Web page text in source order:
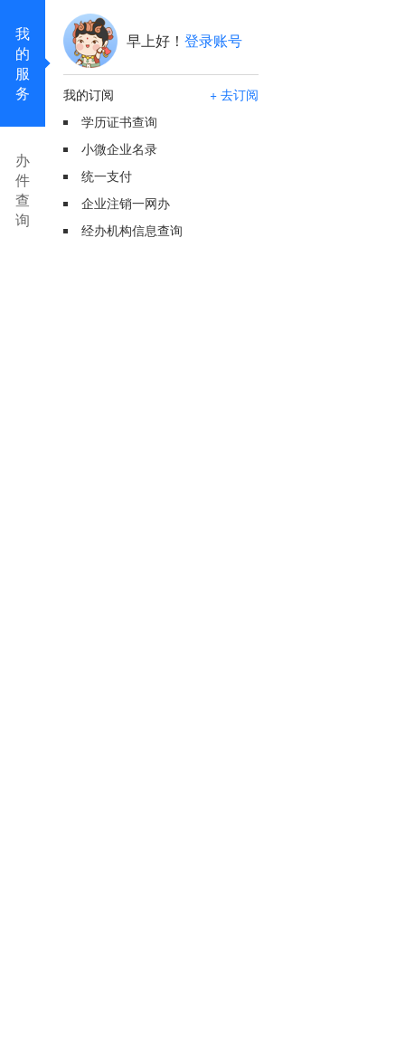
我
的
服
务
办
件
查
询
早上好！ 登录账号
我的订阅
+ 去订阅
学历证书查询
小微企业名录
统一支付
企业注销一网办
经办机构信息查询